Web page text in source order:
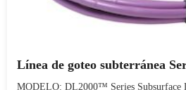
Línea de goteo subterránea
MODELO: DL2000™ Series Subsurface